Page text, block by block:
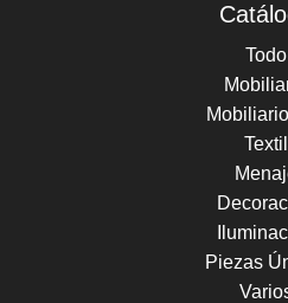
Todo
Textil
Piezas